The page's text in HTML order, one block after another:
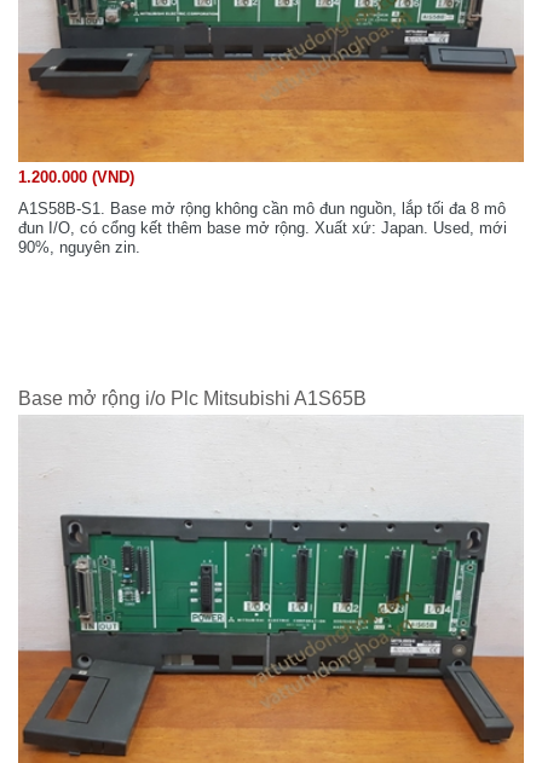
1.200.000 (VND)
A1S58B-S1. Base mở rộng không cần mô đun nguồn, lắp tối đa 8 mô
đun I/O, có cổng kết thêm base mở rộng. Xuất xứ: Japan. Used, mới
90%, nguyên zin.
Base mở rộng i/o Plc Mitsubishi A1S65B